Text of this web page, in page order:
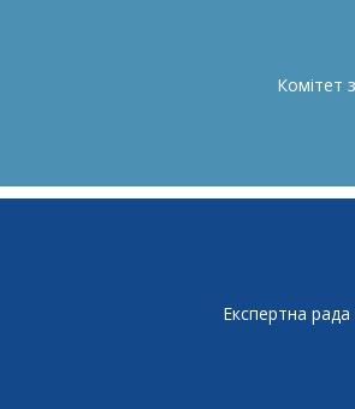
Комітет
Експертна